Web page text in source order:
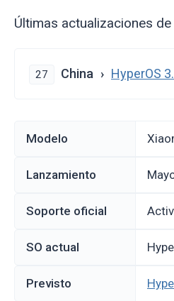
Últimas actualizaciones
27 China HyperOS
Modelo
Lanzamiento
Soporte oficial
SO actual
Previsto